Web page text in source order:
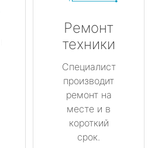
Ремонт
техники
Специалист
производит
ремонт на
месте и в
короткий
срок.